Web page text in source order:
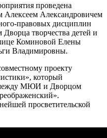
проведена
Александровичем
правовых дисциплин
Дворца творчества детей и
Коминовой Елены
Владимировны.
проекту
который
между МЮИ и Дворцом
просветительской